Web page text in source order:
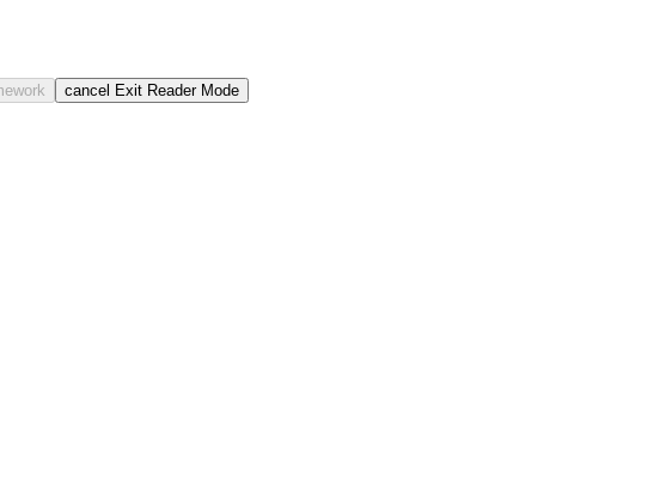
cancel Exit Reader Mode